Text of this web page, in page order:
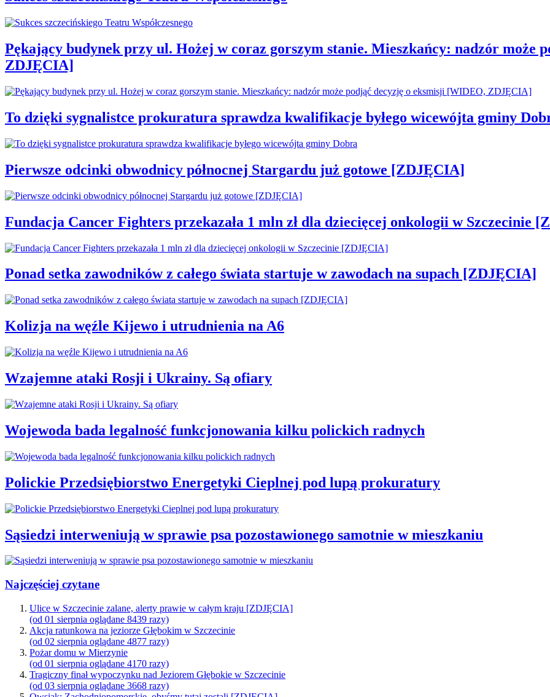
Pękający budynek przy ul. Hożej w coraz gorszym stanie. Mieszkańcy: nadzór może
ZDJĘCIA]
To dzięki sygnalistce prokuratura sprawdza kwalifikacje byłego wicewójta gminy
Pierwsze odcinki obwodnicy północnej Stargardu już gotowe [ZDJĘCIA]
Fundacja Cancer Fighters przekazała 1 mln zł dla dziecięcej onkologii w Szczecinie
Ponad setka zawodników z całego świata startuje w zawodach na supach [ZDJĘCIA]
Kolizja na węźle Kijewo i utrudnienia na A6
Wzajemne ataki Rosji i Ukrainy. Są ofiary
Wojewoda bada legalność funkcjonowania kilku polickich radnych
Polickie Przedsiębiorstwo Energetyki Cieplnej pod lupą prokuratury
Sąsiedzi interweniują w sprawie psa pozostawionego samotnie w mieszkaniu
Najczęściej czytane
Ulice w Szczecinie zalane, alerty prawie w całym kraju [ZDJĘCIA]
(od 01 sierpnia oglądane 8439 razy)
Akcja ratunkowa na jeziorze Głębokim w Szczecinie
(od 02 sierpnia oglądane 4877 razy)
Pożar domu w Mierzynie
(od 01 sierpnia oglądane 4170 razy)
Tragiczny finał wypoczynku nad Jeziorem Głębokie w Szczecinie
(od 03 sierpnia oglądane 3668 razy)